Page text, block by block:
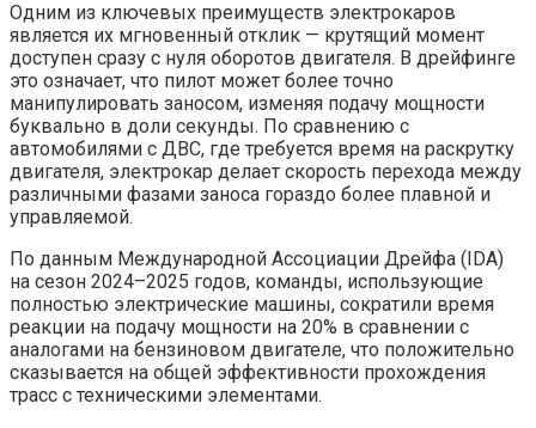
Одним из ключевых преимуществ электрокаров
является их мгновенный отклик — крутящий момент
доступен сразу с нуля оборотов двигателя. В дрейфинге
это означает, что пилот может более точно
манипулировать заносом, изменяя подачу мощности
буквально в доли секунды. По сравнению с
автомобилями с ДВС, где требуется время на раскрутку
двигателя, электрокар делает скорость перехода между
различными фазами заноса гораздо более плавной и
управляемой.
По данным Международной Ассоциации Дрейфа (IDA)
на сезон 2024–2025 годов, команды, использующие
полностью электрические машины, сократили время
реакции на подачу мощности на 20% в сравнении с
аналогами на бензиновом двигателе, что положительно
сказывается на общей эффективности прохождения
трасс с техническими элементами.